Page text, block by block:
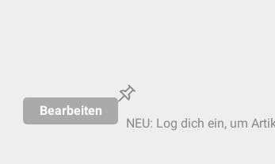
Bearbeiten
NEU: Log dich ein, um